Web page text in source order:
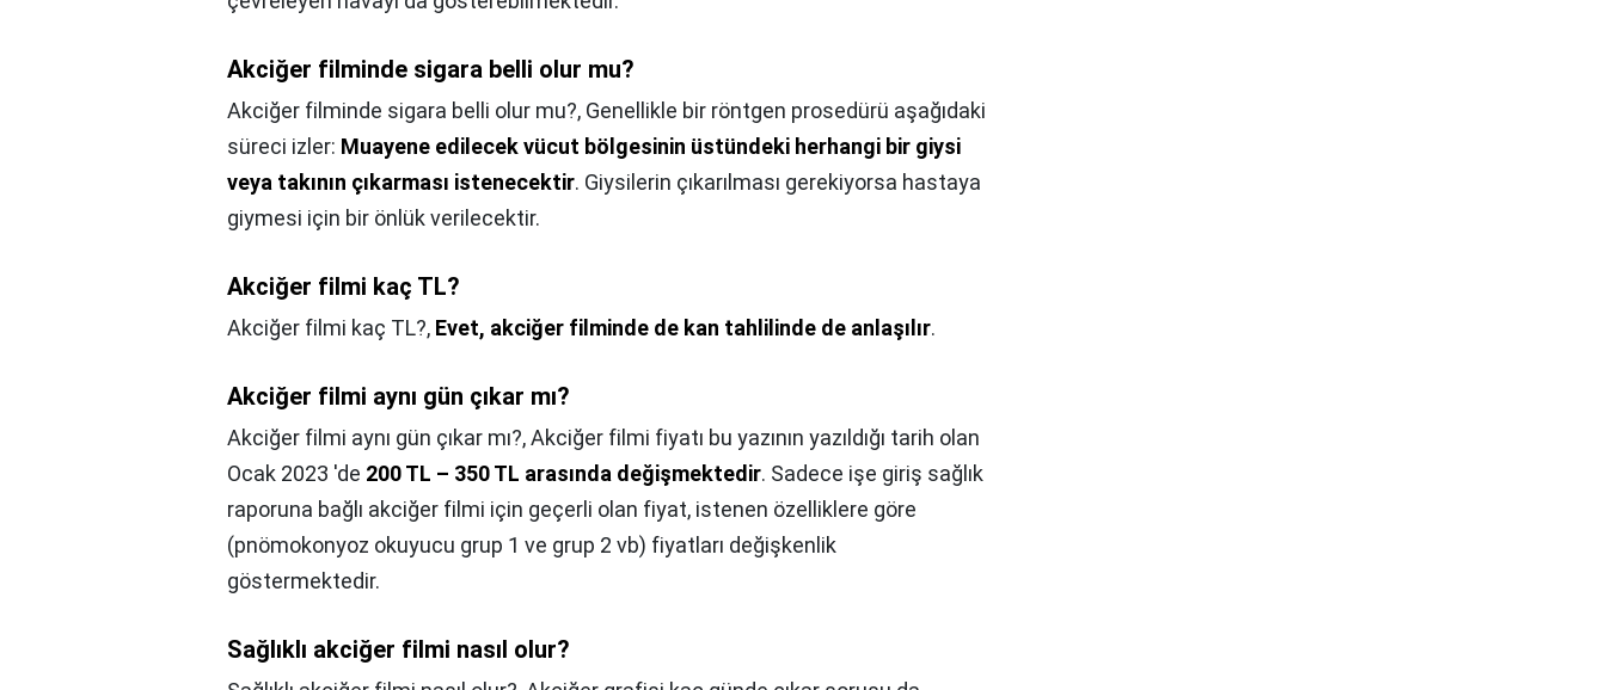
Akciğer filminde sigara belli olur mu?
Akciğer filminde sigara belli olur mu?, Genellikle bir röntgen prosedürü aşağıdaki
süreci izler: Muayene edilecek vücut bölgesinin üstündeki herhangi bir giysi
veya takının çıkarması istenecektir. Giysilerin çıkarılması gerekiyorsa hastaya
giymesi için bir önlük verilecektir.
Akciğer filmi kaç TL?
Akciğer filmi kaç TL?, Evet, akciğer filminde de kan tahlilinde de anlaşılır.
Akciğer filmi aynı gün çıkar mı?
Akciğer filmi aynı gün çıkar mı?,Akciğer filmi fiyatı bu yazının yazıldığı tarih olan
Ocak 2023 'de 200 TL – 350 TL arasında değişmektedir. Sadece işe giriş sağlık
raporuna bağlı akciğer filmi için geçerli olan fiyat, istenen özelliklere göre
(pnömokonyoz okuyucu grup 1 ve grup 2 vb) fiyatları değişkenlik
göstermektedir.
Sağlıklı akciğer filmi nasıl olur?